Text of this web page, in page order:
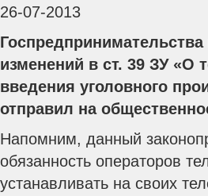
26-07-2013
изменений в ст. 39 ЗУ «О
введения уголовного
отправил на
Напомним, данный
обязанность операторов
устанавливать на своих